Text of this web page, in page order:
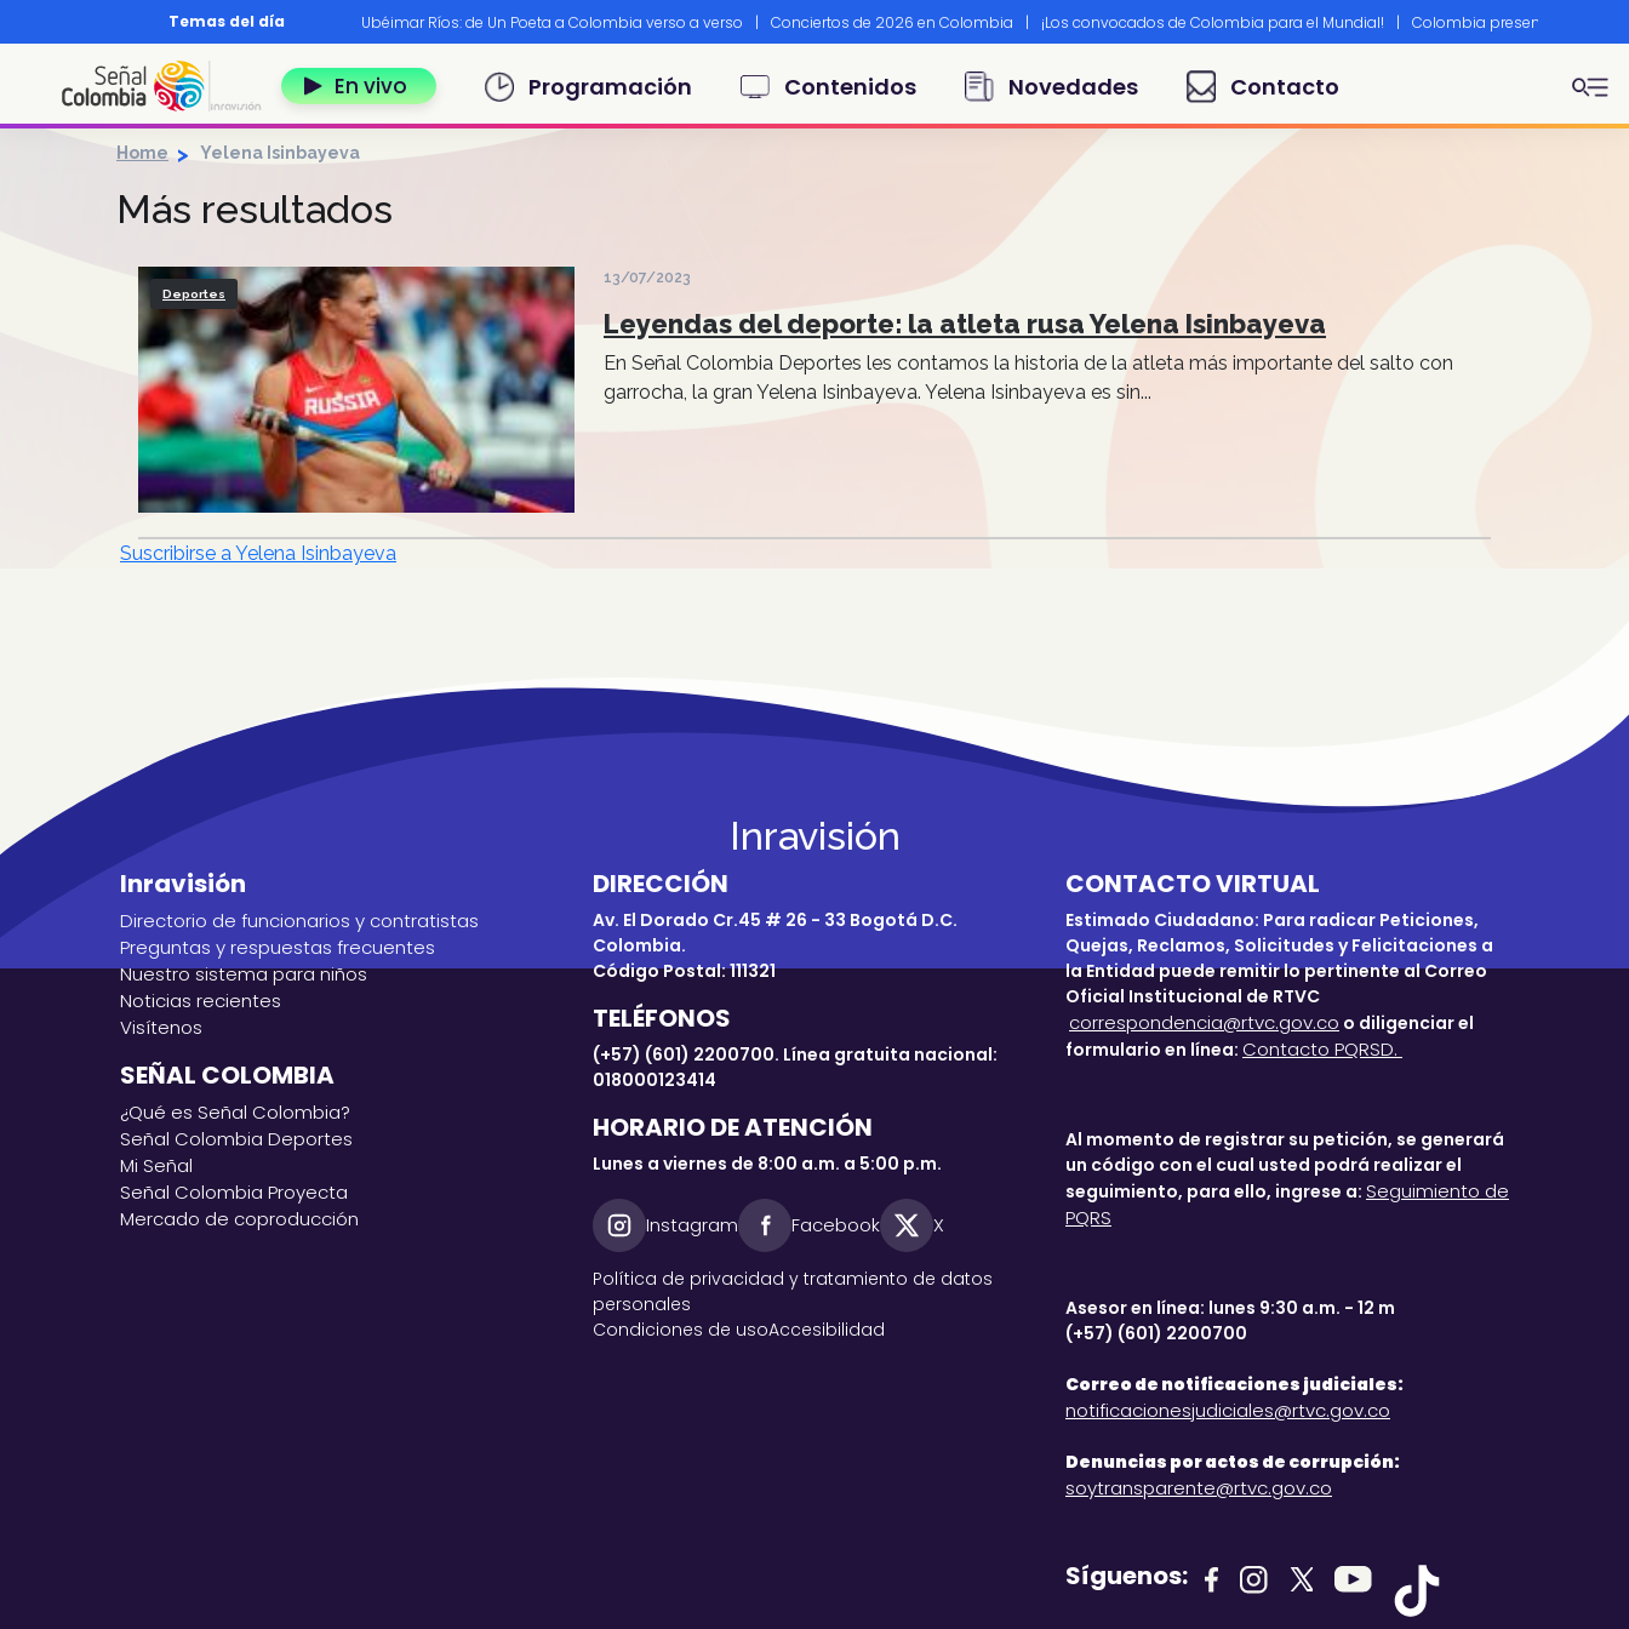
Pasar al contenido principal
Temas del día
Diccionario nariñense | Murió Leo Dan Ubéimar Ríos: de Un Poeta a Colombia verso a verso | Conciertos de 2026 en Colombia | ¡Los convocados de Colombia para el Mundial! | Colombia presente en
En vivo Navegación principalProgramación Contenidos Novedades Contacto
Home Yelena Isinbayeva
Más resultados
Deportes
13/07/2023
Leyendas del deporte: la atleta rusa Yelena Isinbayeva
En Señal Colombia Deportes les contamos la historia de la atleta más importante del salto con
garrocha, la gran Yelena Isinbayeva. Yelena Isinbayeva es sin...
Suscribirse a Yelena Isinbayeva
Inravisión
Inravisión
Directorio de funcionarios y contratistas
Preguntas y respuestas frecuentes
Nuestro sistema para niños
Noticias recientes
Visítenos
SEÑAL COLOMBIA
¿Qué es Señal Colombia?
Señal Colombia Deportes
Mi Señal
Señal Colombia Proyecta
Mercado de coproducción
DIRECCIÓN
Av. El Dorado Cr.45 # 26 - 33 Bogotá D.C.
Colombia.
Código Postal: 111321
TELÉFONOS
(+57) (601) 2200700. Línea gratuita nacional:
018000123414
HORARIO DE ATENCIÓN
Lunes a viernes de 8:00 a.m. a 5:00 p.m.
Instagram Facebook X
Política de privacidad y tratamiento de datos
personales
Condiciones de usoAccesibilidad
CONTACTO VIRTUAL
Estimado Ciudadano: Para radicar Peticiones,
Quejas, Reclamos, Solicitudes y Felicitaciones a
la Entidad puede remitir lo pertinente al Correo
Oficial Institucional de RTVC
correspondencia@rtvc.gov.co o diligenciar el
formulario en línea: Contacto PQRSD.
Al momento de registrar su petición, se generará
un código con el cual usted podrá realizar el
seguimiento, para ello, ingrese a: Seguimiento de
PQRS
Asesor en línea: lunes 9:30 a.m. - 12 m
(+57) (601) 2200700
Correo de notificaciones judiciales:
notificacionesjudiciales@rtvc.gov.co
Denuncias por actos de corrupción:
soytransparente@rtvc.gov.co
Síguenos: